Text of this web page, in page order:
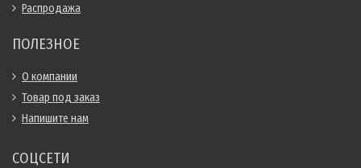
Распродажа
ПОЛЕЗНОЕ
О компании
Товар под заказ
Напишите нам
СОЦСЕТИ